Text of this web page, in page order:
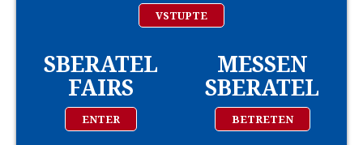
VSTUPTE
SBERATEL
FAIRS
ENTER
MESSEN
SBERATEL
BETRETEN